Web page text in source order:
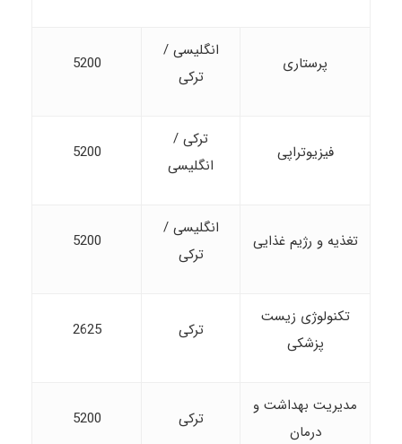
پرستاری
انگلیسی /
ترکی
5200
فیزیوتراپی
ترکی /
انگلیسی
5200
تغذیه و رژیم غذایی
انگلیسی /
ترکی
5200
تکنولوژی زیست
پزشکی
ترکی 2625
مدیریت بهداشت و
درمان
ترکی 5200